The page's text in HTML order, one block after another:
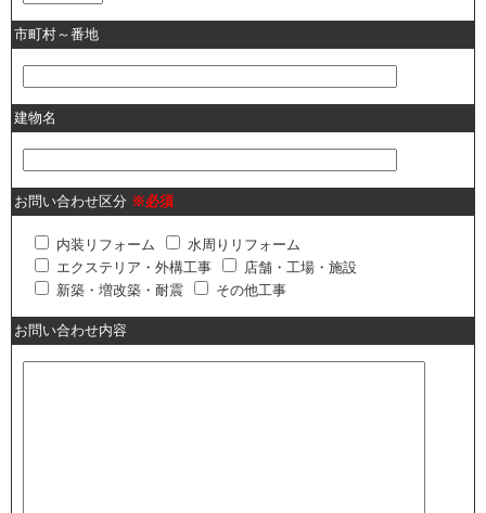
市町村～番地
建物名
お問い合わせ区分 ※必須
内装リフォーム
水周りリフォーム
エクステリア・外構工事
店舗・工場・施設
新築・増改築・耐震
その他工事
お問い合わせ内容